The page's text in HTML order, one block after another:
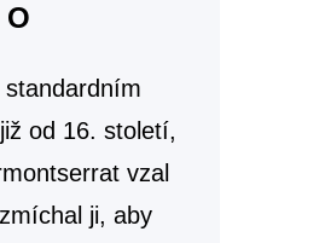
O
od 16. století,
vzal
ji, aby